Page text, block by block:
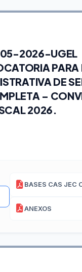
2026-UGEL
PARA
DE
–
2026.
ANEXOS